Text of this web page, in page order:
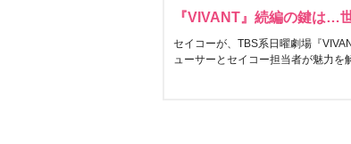
『VIVANT』続編の鍵は…
セイコーが、TBS系日曜劇場『
ューサーとセイコー担当者が魅力を